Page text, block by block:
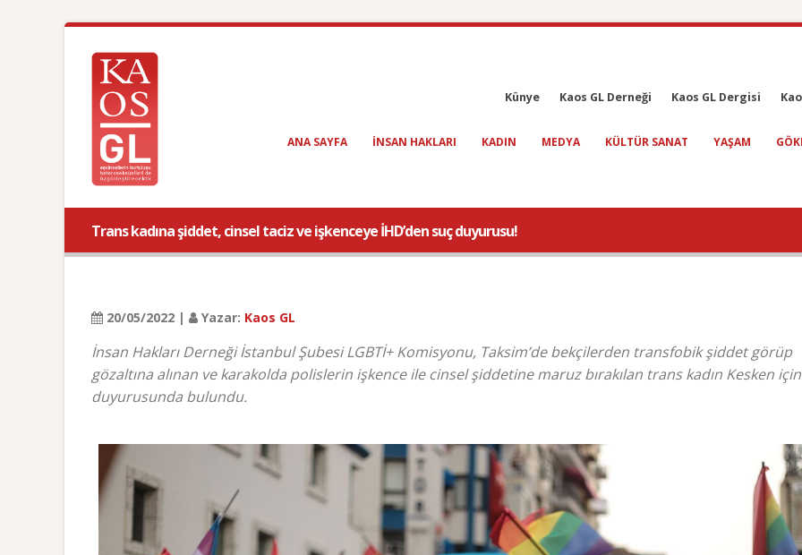
Künye Kaos GL Derneği Kaos GL Dergisi
ANA SAYFA INSAN HAKLARI KADIN MEDYA KÜLTÜR SANAT YAŞAM
Trans kadına şiddet, cinsel taciz ve işkenceye İHD’den suç duyurusu!
20/05/2022 | Yazar: Kaos GL
İnsan Hakları Derneği İstanbul Şubesi LGBTİ+ Komisyonu, Taksim’de bekçilerden transfobik şiddet görüp
gözaltına alınan ve karakolda polislerin işkence ile cinsel şiddetine maruz bırakılan trans kadın Kesken
duyurusunda bulundu.